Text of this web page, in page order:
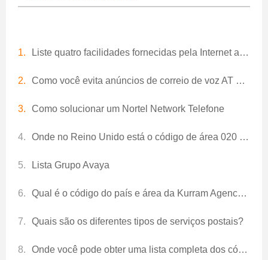
Liste quatro facilidades fornecidas pela Internet através da WWW?
Como você evita anúncios de correio de voz AT e T?
Como solucionar um Nortel Network Telefone
Onde no Reino Unido está o código de área 020 3583?
Lista Grupo Avaya
Qual é o código do país e área da Kurram Agency Paquistão?
Quais são os diferentes tipos de serviços postais?
Onde você pode obter uma lista completa dos códigos de área do Reino Unido?